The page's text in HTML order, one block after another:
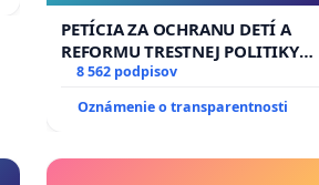
PETÍCIA ZA OCHRANU DETÍ A
REFORMU TRESTNEJ POLITIKY
#STOPPDFL
8 562 podpisov
Oznámenie o transparentnosti